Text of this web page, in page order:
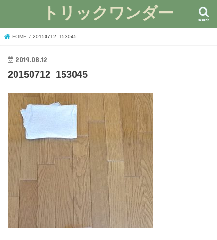
トリックワンダー search
HOME 20150712_153045
2019.08.12
20150712_153045